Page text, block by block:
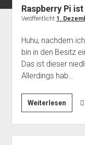
Raspberry Pi ist
Veröffentlicht 1.
Huhu, nachdem
bin in den Besitz
Das ist dieser
Allerdings hab…
Weiterlesen
Pi
ist
da